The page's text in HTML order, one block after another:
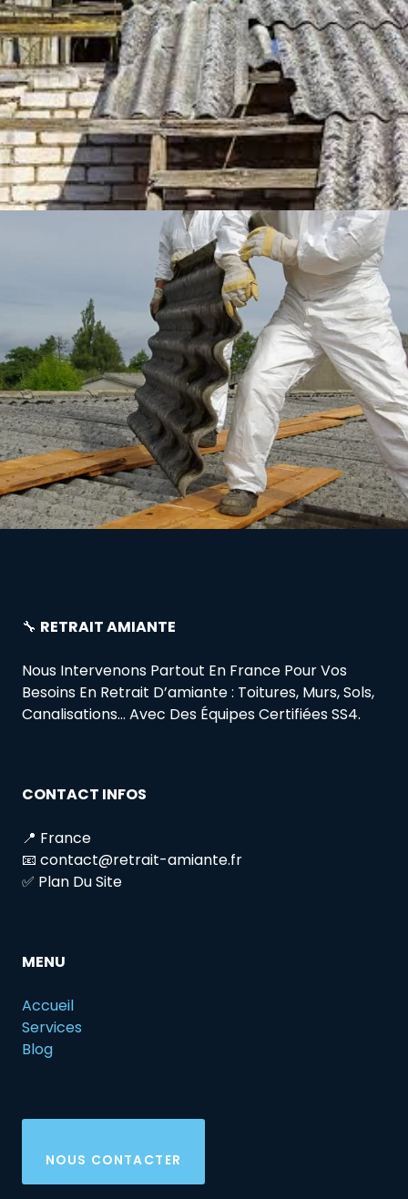
🔧 RETRAIT AMIANTE
Nous Intervenons Partout En France Pour Vos
Besoins En Retrait D’amiante : Toitures, Murs, Sols,
Canalisations… Avec Des Équipes Certifiées SS4.
CONTACT INFOS
📍 France
📧 contact@retrait-amiante.fr
✅ Plan Du Site
MENU
Accueil
Services
Blog
NOUS CONTACTER